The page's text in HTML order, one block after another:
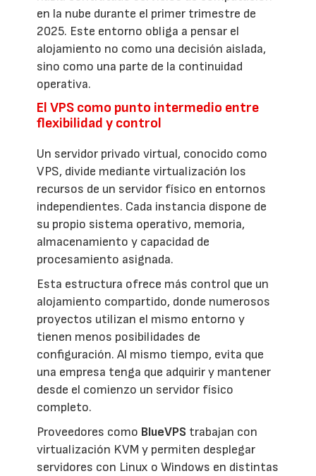
en la nube durante el primer trimestre de
2025. Este entorno obliga a pensar el
alojamiento no como una decisión aislada,
sino como una parte de la continuidad
operativa.
El VPS como punto intermedio entre
flexibilidad y control
Un servidor privado virtual, conocido como
VPS, divide mediante virtualización los
recursos de un servidor físico en entornos
independientes. Cada instancia dispone de
su propio sistema operativo, memoria,
almacenamiento y capacidad de
procesamiento asignada.
Esta estructura ofrece más control que un
alojamiento compartido, donde numerosos
proyectos utilizan el mismo entorno y
tienen menos posibilidades de
configuración. Al mismo tiempo, evita que
una empresa tenga que adquirir y mantener
desde el comienzo un servidor físico
completo.
Proveedores como BlueVPS trabajan con
virtualización KVM y permiten desplegar
servidores con Linux o Windows en distintas